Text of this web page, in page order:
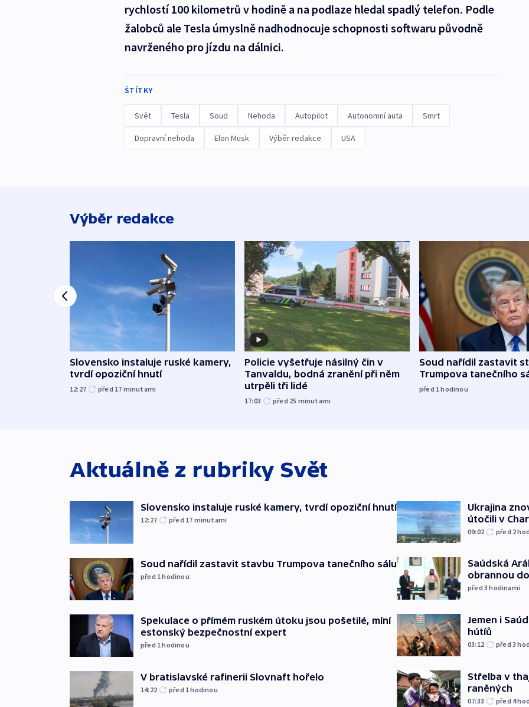
rychlostí 100 kilometrů v hodině a na podlaze hledal spadlý telefon. Podle
žalobců ale Tesla úmyslně nadhodnocuje schopnosti softwaru původně
navrženého pro jízdu na dálnici.
ŠTÍTKY
Svět Tesla Soud Nehoda Autopilot Autonomní auta Smrt
Dopravní nehoda Elon Musk Výběr redakce USA
Výběr redakce
Slovensko instaluje ruské kamery,
tvrdí opoziční hnutí
12:27 před 17 minutami
Policie vyšetřuje násilný čin v
Tanvaldu, bodná zranění při něm
utrpěli tři lidé
17:03 před 25 minutami
Soud nařídil zastavit
Trumpova tanečního
před 1hodinou
Aktuálně z rubriky Svět
Slovensko instaluje ruské kamery, tvrdí opoziční hnutí
12:27 před 17 minutami
Soud nařídil zastavit stavbu Trumpova tanečního sálu
před 1hodinou
Spekulace o přímém ruském útoku jsou pošetilé, míní
estonský bezpečnostní expert
před 1hodinou
V bratislavské rafinerii Slovnaft hořelo
14:22 před 1hodinou
Ukrajina
útočili v
09:02 před 2
Saúdská
obrannou
před 3hodinami
Jemen i
hútíů
03:12 před 3
Střelba v
raněných
07:33 před 4